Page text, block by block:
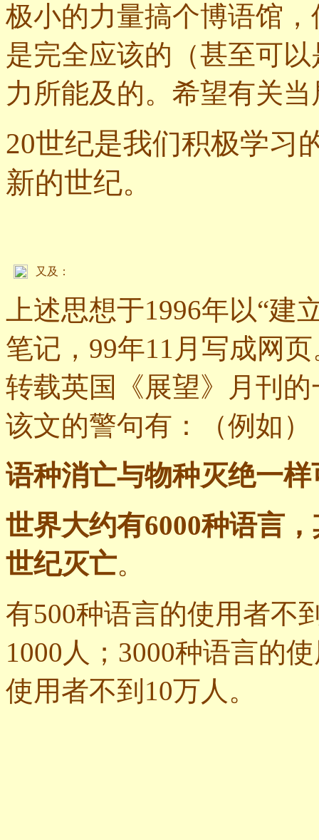
极小的力量搞个博语馆
是完全应该的（甚至可
力所能及的。希望有关
20世纪是我们积极学习
新的世纪。
又及：
上述思想于1996年以“
笔记，99年11月写成网
转载英国《展望》月刊
该文的警句有：（例如）
语种消亡与物种灭绝一样
世界大约有6000种语言
世纪灭亡。
有500种语言的使用者不
1000人；3000种语言的
使用者不到10万人。